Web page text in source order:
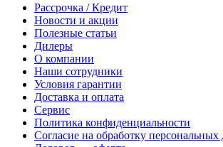
Рассрочка / Кредит
Новости и акции
Полезные статьи
Дилеры
О компании
Наши сотрудники
Условия гарантии
Доставка и оплата
Сервис
Политика конфиденциальности
Согласие на обработку